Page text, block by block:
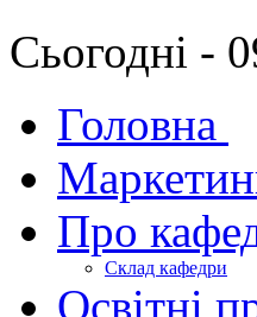
Сьогодні -
Головна
Про
Склад кафедри
Освітні